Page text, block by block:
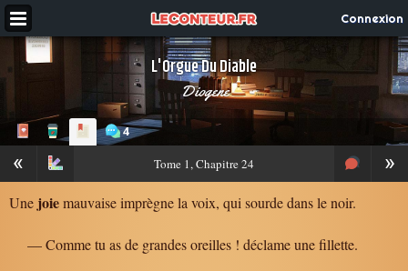
Connexion
L'Orgue Du Diable
Diogene
4
« »
Tome 1, Chapitre 24
Une joiemauvaise imprègne la voix, qui sourde dans le noir.
— Comme tu as de grandes oreilles ! déclame une fillette.